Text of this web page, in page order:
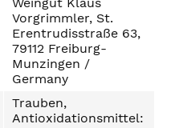
Vorgrimmler, St.
Erentrudisstraße 63,
79112 Freiburg-
Munzingen /
Germany
Trauben,
Antioxidationsmittel: